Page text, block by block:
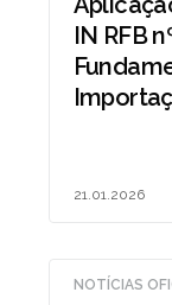
IN RFB
21.01.2026
NOTÍCIAS